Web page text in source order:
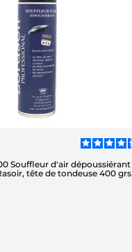
Souffleur d'air dépoussiérant
tête de tondeuse 400 grs